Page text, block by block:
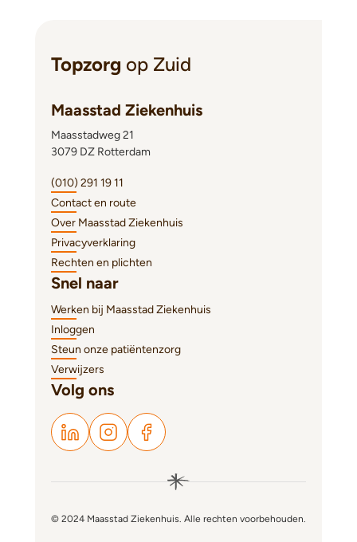
Topzorg op Zuid
Maasstad Ziekenhuis
Maasstadweg 21
3079 DZ Rotterdam
(010) 291 19 11
Contact en route
Over Maasstad Ziekenhuis
Privacyverklaring
Rechten en plichten
Snel naar
Werken bij Maasstad Ziekenhuis
Inloggen
Steun onze patiëntenzorg
Verwijzers
Volg ons
© 2024 Maasstad Ziekenhuis. Alle rechten voorbehouden.